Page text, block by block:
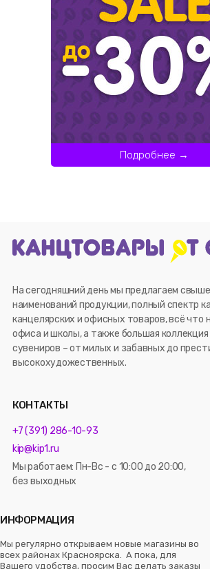
Подробнее →
На сегодняшний день мы предлагаем свыше
наименований продукции, полный спектр
канцелярских и офисных товаров, всё что
офиса и школы, а также большая
сувениров – от милых и забавных до
высокохудожественных.
КОНТАКТЫ
+7 (391) 286-10-93
kip@kip1.ru
Мы работаем: Пн-Вс - с 10:00 до 20:00,
без выходных
ИНФОРМАЦИЯ
Мы регулярно открываем новые магазины во
всех районах Красноярска. А пока, для
Вашего удобства, просим Вас делать заказы